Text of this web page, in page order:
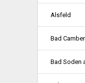
Alsfeld
Bad